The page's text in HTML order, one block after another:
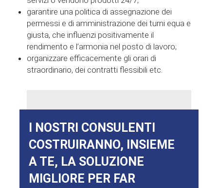
garantire una politica di assegnazione dei
permessi e di amministrazione dei turni equa e
giusta, che influenzi positivamente il
rendimento e l’armonia nel posto di lavoro;
organizzare efficacemente gli orari di
straordinario, dei contratti flessibili etc.
I NOSTRI CONSULENTI
COSTRUIRANNO, INSIEME
A TE, LA SOLUZIONE
MIGLIORE PER FAR